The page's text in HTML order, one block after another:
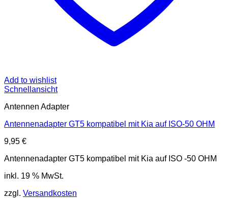
Add to wishlist
Schnellansicht
Antennen Adapter
Antennenadapter GT5 kompatibel mit Kia auf ISO-50 OHM
9,95 €
Antennenadapter GT5 kompatibel mit Kia auf ISO -50 OHM
inkl. 19 % MwSt.
zzgl. Versandkosten